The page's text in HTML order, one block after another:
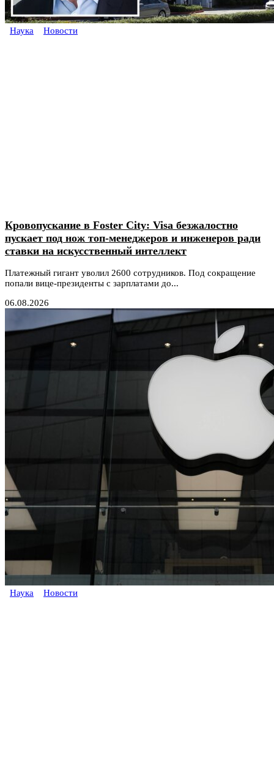
Наука Новости
Кровопускание в Foster City: Visa безжалостно
пускает под нож топ-менеджеров и инженеров ради
ставки на искусственный интеллект
Платежный гигант уволил 2600 сотрудников. Под сокращение
попали вице-президенты с зарплатами до...
06.08.2026
Наука Новости